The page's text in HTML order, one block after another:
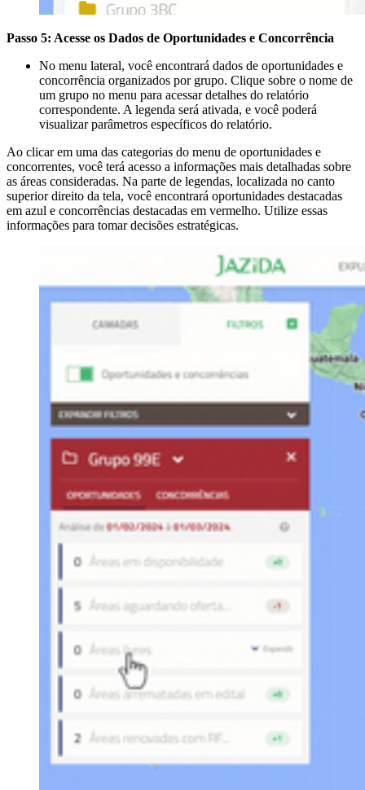
Passo 5: Acesse os Dados de Oportunidades e Concorrência
No menu lateral, você encontrará dados de oportunidades e
concorrência organizados por grupo. Clique sobre o nome de
um grupo no menu para acessar detalhes do relatório
correspondente. A legenda será ativada, e você poderá
visualizar parâmetros específicos do relatório.
Ao clicar em uma das categorias do menu de oportunidades e
concorrentes, você terá acesso a informações mais detalhadas sobre
as áreas consideradas. Na parte de legendas, localizada no canto
superior direito da tela, você encontrará oportunidades destacadas
em azul e concorrências destacadas em vermelho. Utilize essas
informações para tomar decisões estratégicas.